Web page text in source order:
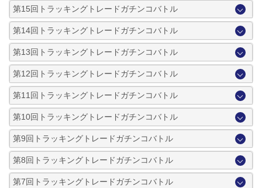
第15回トラッキングトレードガチンコバトル
第14回トラッキングトレードガチンコバトル
第13回トラッキングトレードガチンコバトル
第12回トラッキングトレードガチンコバトル
第11回トラッキングトレードガチンコバトル
第10回トラッキングトレードガチンコバトル
第9回トラッキングトレードガチンコバトル
第8回トラッキングトレードガチンコバトル
第7回トラッキングトレードガチンコバトル